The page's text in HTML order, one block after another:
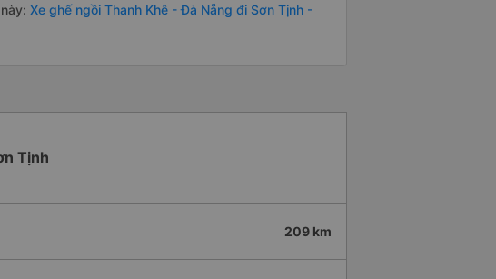
Xe ghế ngồi Thanh Khê - Đà Nẵng đi Sơn Tịnh -
Tịnh
209 km